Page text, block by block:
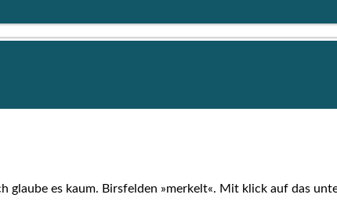
glau­be es kaum. Birs­fel­den »mer­kelt«. Mit klick auf das